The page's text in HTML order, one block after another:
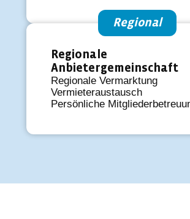
Regional
Regionale
Anbietergemeinschaft
Regionale Vermarktung
Vermieteraustausch
Persönliche